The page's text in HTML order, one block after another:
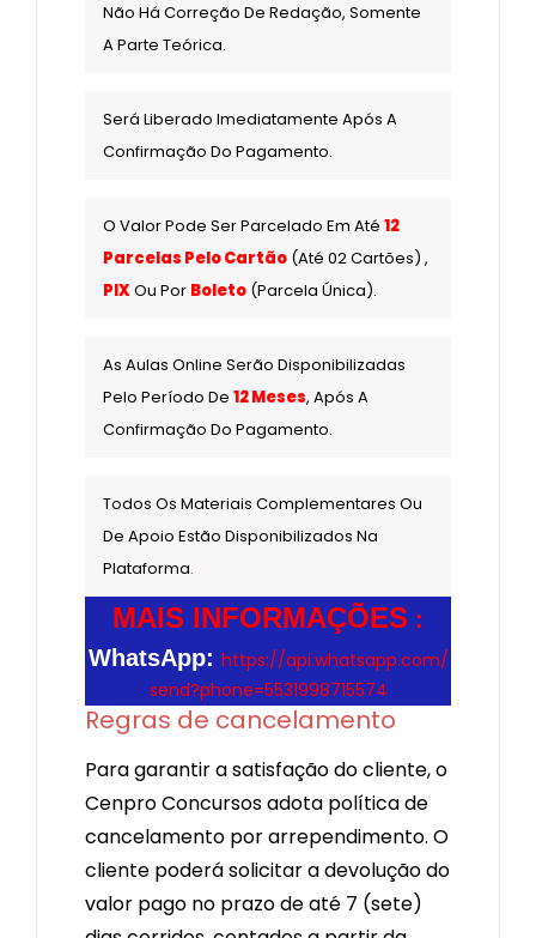
Não Há Correção De Redação, Somente
A Parte Teórica.
Será Liberado Imediatamente Após A
Confirmação Do Pagamento.
O Valor Pode Ser Parcelado Em Até 12
Parcelas Pelo Cartão (até 02 Cartões) ,
PIXOu Por Boleto (Parcela Única).
As Aulas Online Serão Disponibilizadas
Pelo Período De 12 Meses, Após A
Confirmação Do Pagamento.
Todos Os Materiais Complementares Ou
De Apoio Estão Disponibilizados Na
Plataforma.
MAIS INFORMAÇÕES :
WhatsApp: https://api.whatsapp.com/
send?phone=5531998715574
Regras de cancelamento
Para garantir a satisfação do cliente, o
Cenpro Concursos adota política de
cancelamento por arrependimento. O
cliente poderá solicitar a devolução do
valor pago no prazo de até 7 (sete)